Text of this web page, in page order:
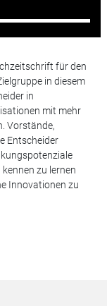
für den
in diesem
in
mit mehr
Vorstände,
Entscheider
zu lernen
Innovationen zu